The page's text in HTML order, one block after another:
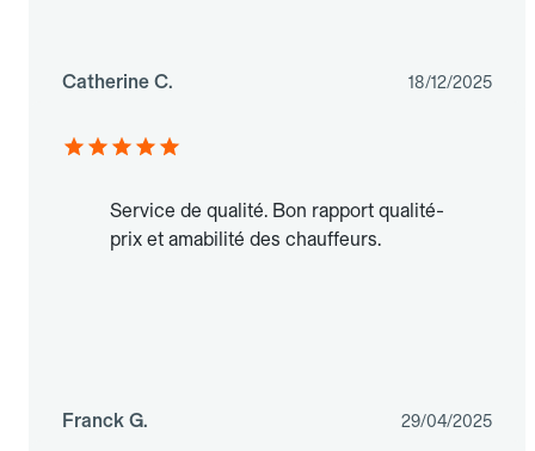
Catherine C. 18/12/2025
Service de qualité. Bon rapport qualité-
prix et amabilité des chauffeurs.
Franck G. 29/04/2025